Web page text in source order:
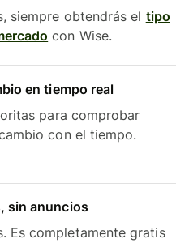
siempre obtendrás el tipo
con Wise.
en tiempo real
para comprobar
con el tiempo.
sin anuncios
Es completamente gratis